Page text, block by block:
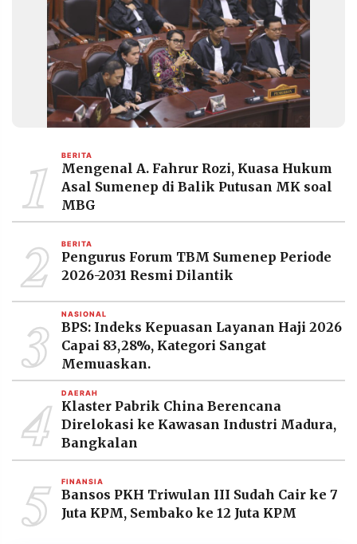
RESOLUSI
PRAMUDITA
2026
PT.
MEDIA
PRAMUDITA
1 BERITA
Mengenal A. Fahrur Rozi, Kuasa Hukum
Asal Sumenep di Balik Putusan MK soal
MBG
2 BERITA
Pengurus Forum TBM Sumenep Periode
2026-2031 Resmi Dilantik
3 NASIONAL
BPS: Indeks Kepuasan Layanan Haji 2026
Capai 83,28%, Kategori Sangat
Memuaskan.
4 DAERAH
Klaster Pabrik China Berencana
Direlokasi ke Kawasan Industri Madura,
Bangkalan
5 FINANSIA
Bansos PKH Triwulan III Sudah Cair ke 7
Juta KPM, Sembako ke 12 Juta KPM